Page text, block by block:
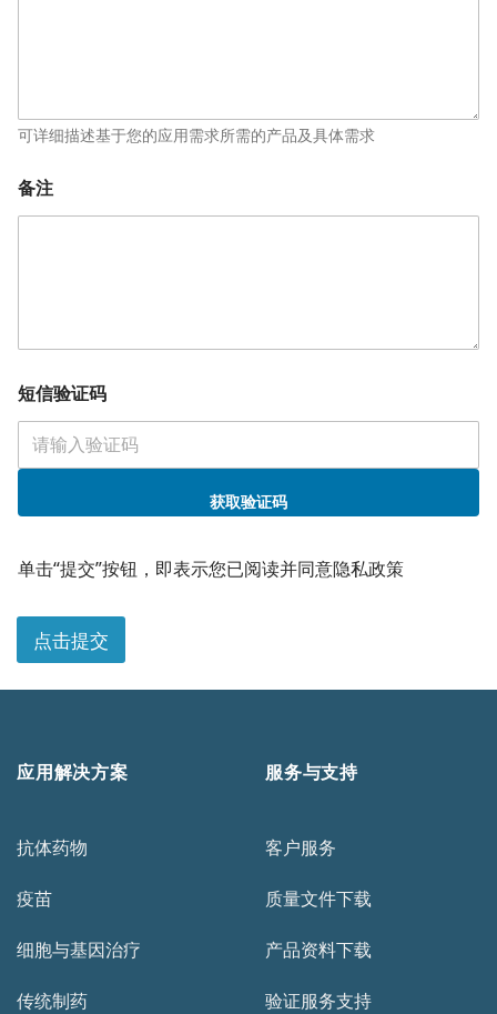
可详细描述基于您的应用需求所需的产品及具体需求
备注
短信验证码
获取验证码
单击“提交”按钮，即表示您已阅读并同意隐私政策
点击提交
应用解决方案
抗体药物
疫苗
细胞与基因治疗
传统制药
服务与支持
客户服务
质量文件下载
产品资料下载
验证服务支持